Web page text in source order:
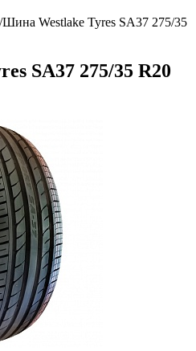
/Шина Westlake Tyres SA37 275/35
SA37 275/35 R20